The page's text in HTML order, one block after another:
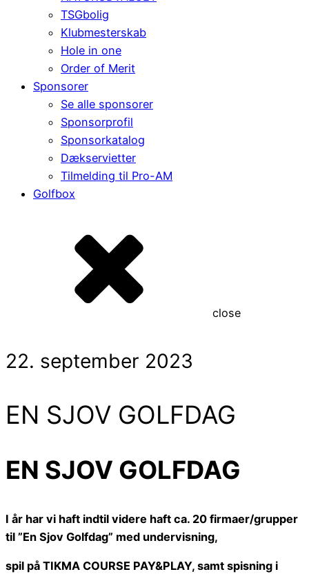
TSGbolig
Klubmesterskab
Hole in one
Order of Merit
Sponsorer
Se alle sponsorer
Sponsorprofil
Sponsorkatalog
Dækservietter
Tilmelding til Pro-AM
Golfbox
close
22. september 2023
EN SJOV GOLFDAG
EN SJOV GOLFDAG
I år har vi haft indtil videre haft ca. 20 firmaer/grupper
til ”En Sjov Golfdag” med undervisning,
spil på TIKMA COURSE PAY&PLAY, samt spisning i